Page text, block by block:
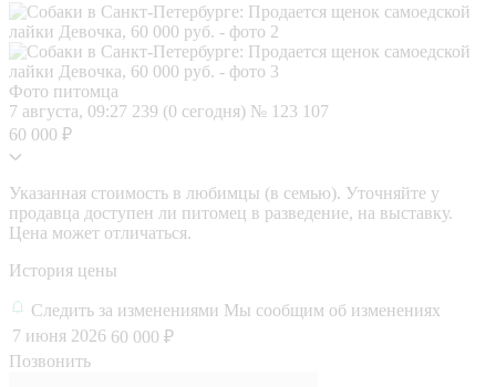
Фото питомца
7 августа, 09:27 239 (0 сегодня) № 123 107
60 000 ₽
Указанная стоимость в любимцы (в семью). Уточняйте у
продавца доступен ли питомец в разведение, на выставку.
Цена может отличаться.
История цены
Следить за изменениями Мы сообщим об изменениях
7 июня 2026 60 000 ₽
Позвонить